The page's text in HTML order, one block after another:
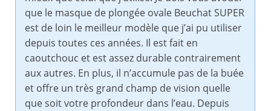
que le masque de plongée ovale Beuchat SUPER
est de loin le meilleur modèle que j’ai pu utiliser
depuis toutes ces années. Il est fait en
caoutchouc et est assez durable contrairement
aux autres. En plus, il n’accumule pas de la buée
et offre un très grand champ de vision quelle
que soit votre profondeur dans l’eau. Depuis